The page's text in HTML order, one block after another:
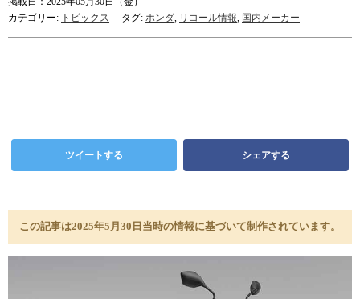
カテゴリー: トピックス タグ: ホンダ, リコール情報, 国内メーカー
ツイートする シェアする
この記事は2025年5月30日当時の情報に基づいて制作されています。